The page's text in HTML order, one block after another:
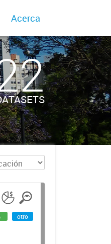
Acerca
otro